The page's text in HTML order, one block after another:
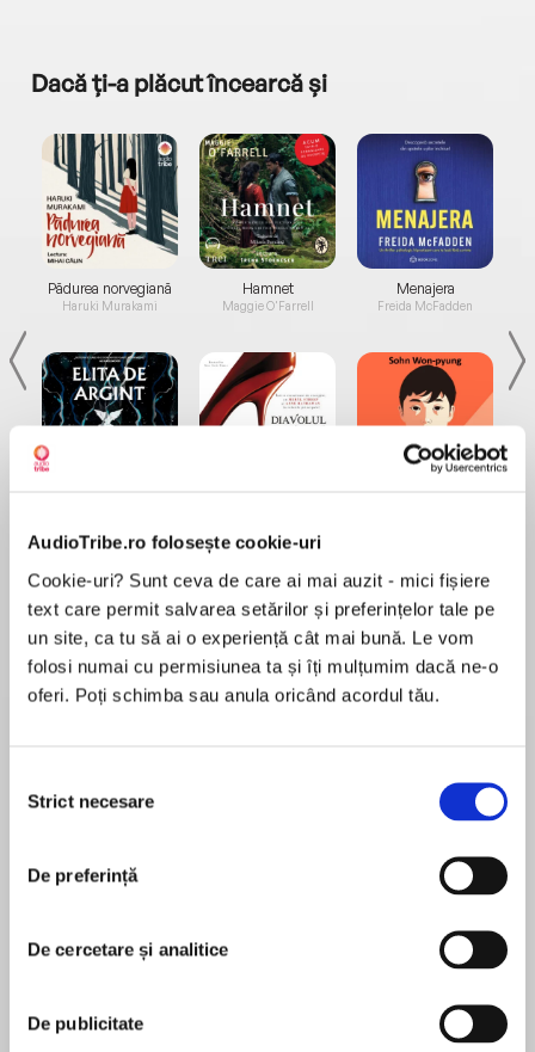
AudioTribe.ro folosește cookie-uri
Cookie-uri? Sunt ceva de care ai mai auzit - mici fișiere
text care permit salvarea setărilor și preferințelor tale pe
un site, ca tu să ai o experiență cât mai bună. Le vom
folosi numai cu permisiunea ta și îți mulțumim dacă ne-o
oferi. Poți schimba sau anula oricând acordul tău.
consimțământului
Strict necesare
De preferință
De cercetare și analitice
De publicitate
Dacă ți-a plăcut încearcă și
Pădurea norvegiană
Haruki Murakami
Hamnet
Maggie O'Farrell
Menajera
Freida McFadden
Desprecarte
Hubert Horatio Bartle Bobton-Trent is back in
and Lola, Lauren Child.
Bobton-Trents had it cushy, very cushy indeed.”
The Bobton-Trent seniors certainly know how to
make the most of their extravagant wealth –
generally being more than a little bit …
În acest moment nu există recenzii